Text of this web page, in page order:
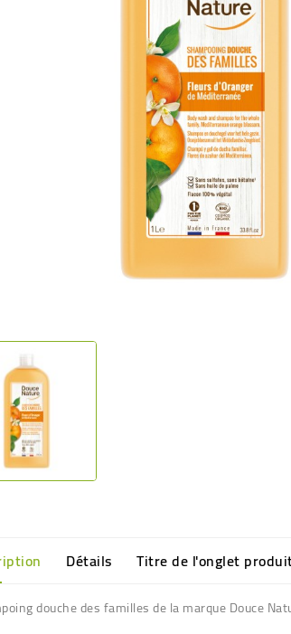
Détails Titre de l'onglet
douche des familles de la marque Douce